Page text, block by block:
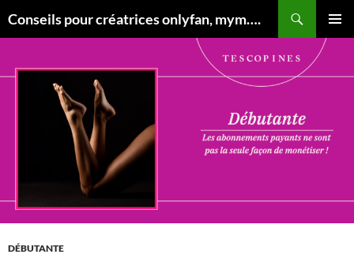
auConseils pour créatrices onlyfan, mym….
MENU
DÉBUTANTE